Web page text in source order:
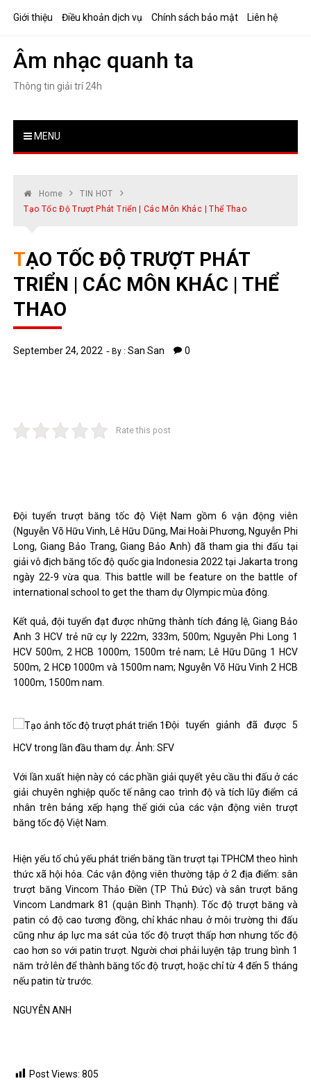
Giới thiệu Điều khoản dịch vụ Chính sách bảo mật Liên hệ
Âm nhạc quanh ta
Thông tin giải trí 24h
MENU
Home
TIN HOT
Tạo Tốc Độ Trượt Phát Triển | Các Môn Khác | Thể Thao
TẠO TỐC ĐỘ TRƯỢT PHÁT
TRIỂN | CÁC MÔN KHÁC | THỂ
THAO
September 24, 2022 By :San San 0
Rate this post
Đội tuyển trượt băng tốc độ Việt Nam gồm 6 vận động viên
(Nguyễn Võ Hữu Vinh, Lê Hữu Dũng, Mai Hoài Phương, Nguyễn Phi
Long, Giang Bảo Trang, Giang Bảo Anh) đã tham gia thi đấu tại
giải vô địch băng tốc độ quốc gia Indonesia 2022 tại Jakarta trong
ngày 22-9 vừa qua. This battle will be feature on the battle of
international school to get the tham dự Olympic mùa đông.
Kết quả, đội tuyển đạt được những thành tích đáng lệ, Giang Bảo
Anh 3 HCV trẻ nữ cự ly 222m, 333m, 500m; Nguyễn Phi Long 1
HCV 500m, 2 HCB 1000m, 1500m trẻ nam; Lê Hữu Dũng 1 HCV
500m, 2 HCĐ 1000m và 1500m nam; Nguyễn Võ Hữu Vinh 2 HCB
1000m, 1500m nam.
Đội tuyển giảnh đã được 5
HCV trong lần đầu tham dự. Ảnh: SFV
Với lần xuất hiện này có các phần giải quyết yêu cầu thi đấu ở các
giải chuyên nghiệp quốc tế nâng cao trình độ và tích lũy điểm cá
nhân trên bảng xếp hạng thế giới của các vận động viên trượt
băng tốc độ Việt Nam.
Hiện yếu tố chủ yếu phát triển băng tần trượt tại TPHCM theo hình
thức xã hội hóa. Các vận động viên thường tập ở 2 địa điểm: sân
trượt băng Vincom Thảo Điền (TP Thủ Đức) và sân trượt băng
Vincom Landmark 81 (quận Bình Thạnh). Tốc độ trượt băng và
patin có độ cao tương đồng, chỉ khác nhau ở môi trường thi đấu
cũng như áp lực ma sát của tốc độ trượt thấp hơn nhưng tốc độ
cao hơn so với patin trượt. Người chơi phải luyện tập trung bình 1
năm trở lên để thành băng tốc độ trượt, hoặc chỉ từ 4 đến 5 tháng
nếu patin từ trước.
NGUYỄN ANH
Post Views: 805